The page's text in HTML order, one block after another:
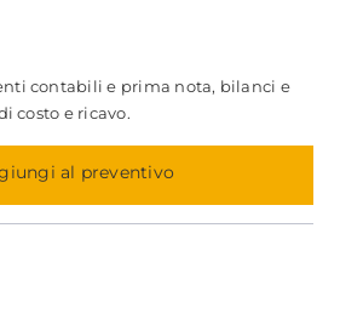
contabili e prima nota, bilanci e
costo e ricavo.
al preventivo